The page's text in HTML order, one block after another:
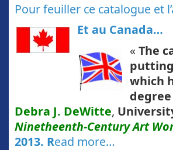
Pour feuiller ce catalogue et
Et au Canada…
« The
which
Debra J. DeWitte,
Ninetheenth-Century Art
2013. Read more…